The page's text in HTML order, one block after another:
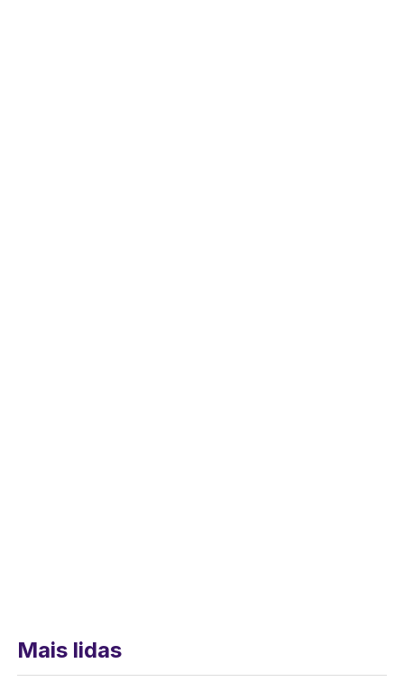
Mais lidas